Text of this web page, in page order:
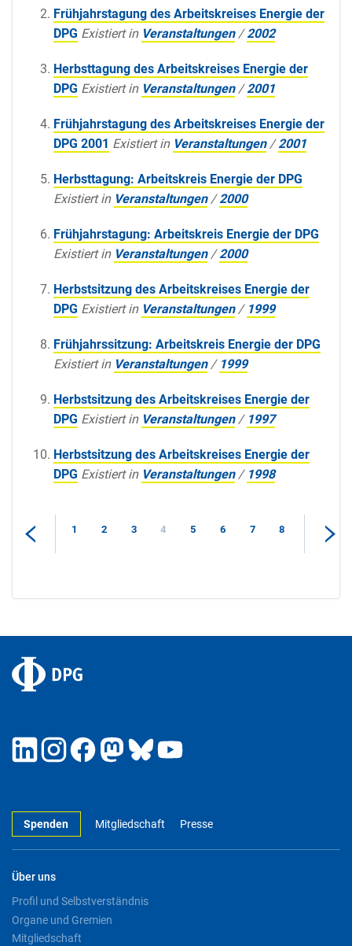
Frühjahrstagung des Arbeitskreises Energie der
DPG Existiert in Veranstaltungen /2002
Herbsttagung des Arbeitskreises Energie der
DPG Existiert in Veranstaltungen /2001
Frühjahrstagung des Arbeitskreises Energie der
DPG 2001 Existiert in Veranstaltungen /2001
Herbsttagung: Arbeitskreis Energie der DPG
Existiert in Veranstaltungen /2000
Frühjahrstagung: Arbeitskreis Energie der DPG
Existiert in Veranstaltungen /2000
Herbstsitzung des Arbeitskreises Energie der
DPG Existiert in Veranstaltungen / 1999
Frühjahrssitzung: Arbeitskreis Energie der DPG
Existiert in Veranstaltungen / 1999
Herbstsitzung des Arbeitskreises Energie der
DPG Existiert in Veranstaltungen / 1997
Herbstsitzung des Arbeitskreises Energie der
DPG Existiert in Veranstaltungen / 1998
1 2 3 4 5 6 7 8
Spenden Mitgliedschaft Presse
Über uns
Profil und Selbstverständnis
Organe und Gremien
Mitgliedschaft